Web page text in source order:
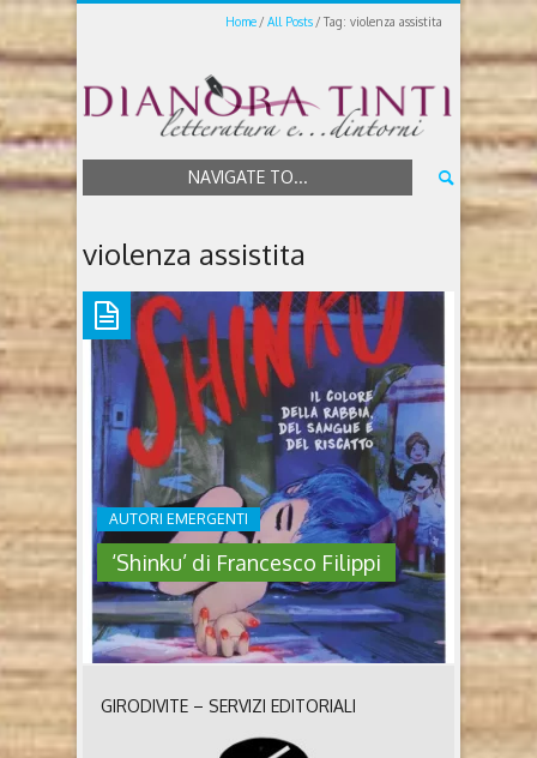
Home All Posts Tag: violenza assistita
NAVIGATE TO...
violenza assistita
AUTORI EMERGENTI
‘Shinku’ di Francesco Filippi
‘SHINKU’ DI FRANCESCO FILIPPI
GIRODIVITE – SERVIZI EDITORIALI